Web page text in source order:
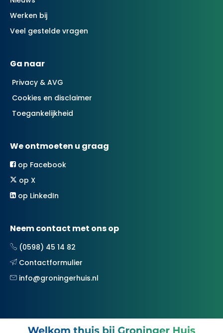
Werken bij
Veel gestelde vragen
Ga naar
Privacy & AVG
Cookies en disclaimer
Toegankelijkheid
We ontmoeten u graag
op Facebook
op X
op LinkedIn
Neem contact met ons op
(0598) 45 14 82
Contactformulier
info@groningerhuis.nl